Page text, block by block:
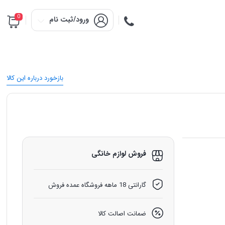
ورود/ثبت نام 0
بازخورد درباره این کالا
فروش لوازم خانگی
گارانتی 18 ماهه فروشگاه عمده فروش
ضمانت اصالت کالا